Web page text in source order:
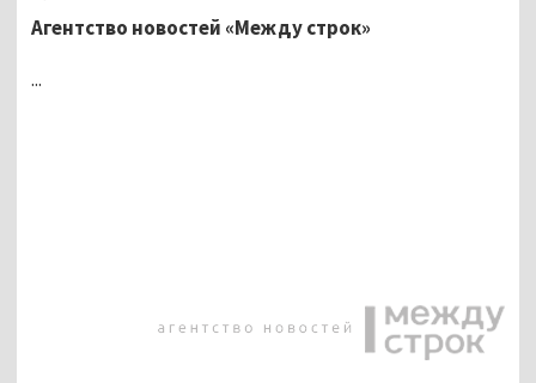
Агентство новостей «Между строк»
...